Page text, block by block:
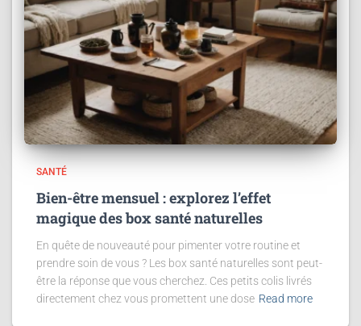
SANTÉ
Bien-être mensuel : explorez l’effet
magique des box santé naturelles
En quête de nouveauté pour pimenter votre routine et
prendre soin de vous ? Les box santé naturelles sont peut-
être la réponse que vous cherchez. Ces petits colis livrés
directement chez vous promettent une dose Read more